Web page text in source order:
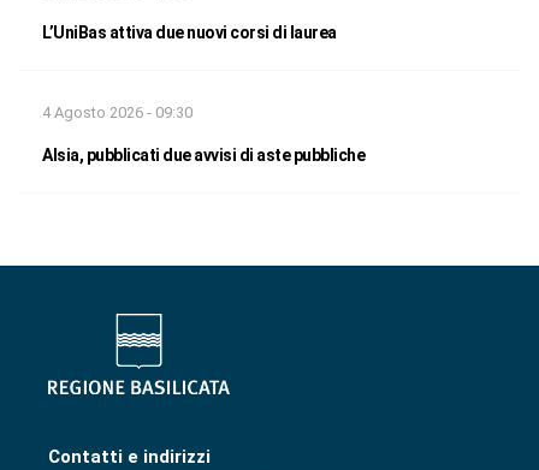
L’UniBas attiva due nuovi corsi di laurea
4 Agosto 2026 - 09:30
Alsia, pubblicati due avvisi di aste pubbliche
Contatti e indirizzi